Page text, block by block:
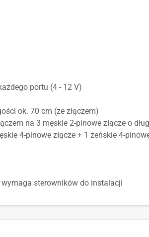
portu (4 - 12 V)
ok. 70 cm (ze złączem)
na 3 męskie 2-pinowe złącze o
4-pinowe złącze + 1 żeńskie 4-
sterowników do instalacji